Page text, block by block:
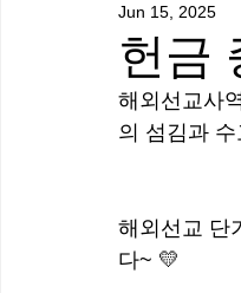
헌금
Jun 15, 2025
해외선교사
의 섬김과
해외선교 단
다~ 💛